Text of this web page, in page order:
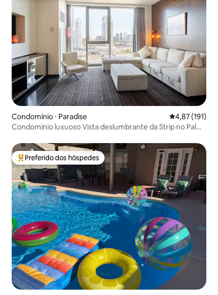
Condomínio ⋅ Paradise 4,87 de uma
4,87 (191)
Condomínio luxuoso Vista deslumbrante da Strip no Palms
Entre os melhores preferidos dos hóspedes
Preferido dos hóspedes